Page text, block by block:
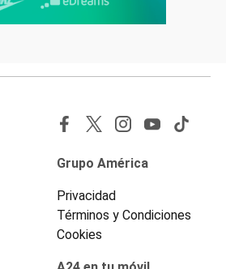
Grupo América
Privacidad
Términos y Condiciones
Cookies